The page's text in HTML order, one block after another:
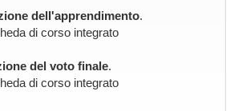
dell'apprendimento.
di corso integrato
del voto finale.
di corso integrato